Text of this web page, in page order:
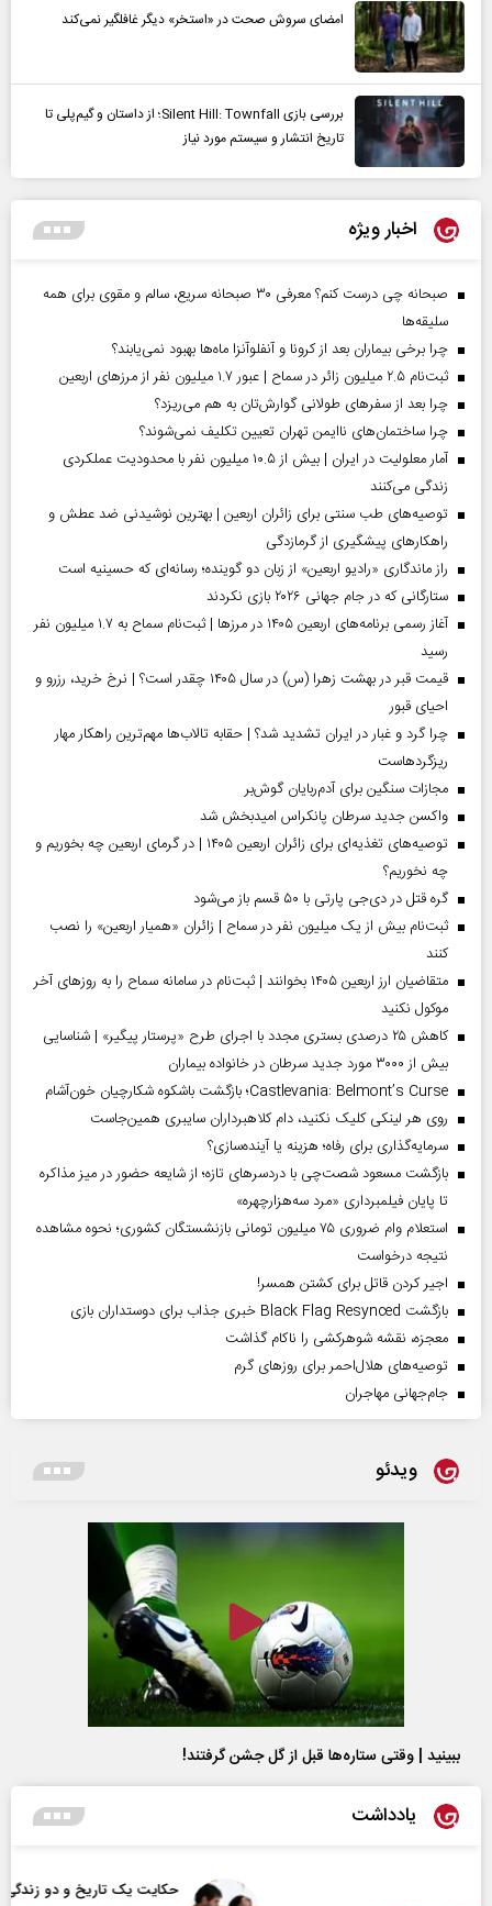
امضای سروش صحت در «استخر» دیگر غافلگیر نمی‌کند
بررسی بازی Silent Hill: Townfall؛ از داستان و گیم‌پلی تا
تاریخ انتشار و سیستم مورد نیاز
اخبار ویژه
صبحانه چی درست کنم؟ معرفی ۳۰ صبحانه سریع، سالم و مقوی برای همه
سلیقه‌ها
چرا برخی بیماران بعد از کرونا و آنفلوآنزا ماه‌ها بهبود نمی‌یابند؟
ثبت‌نام ۲.۵ میلیون زائر در سماح | عبور ۱.۷ میلیون نفر از مرز‌های اربعین
چرا بعد از سفرهای طولانی گوارش‌تان به هم می‌ریزد؟
چرا ساختمان‌های ناایمن تهران تعیین تکلیف نمی‌شوند؟
آمار معلولیت در ایران | بیش از ۱۰.۵ میلیون نفر با محدودیت عملکردی
زندگی می‌کنند
توصیه‌های طب سنتی برای زائران اربعین | بهترین نوشیدنی ضد عطش و
راهکارهای پیشگیری از گرمازدگی
راز ماندگاری «رادیو اربعین» از زبان دو گوینده؛ رسانه‌ای که حسینیه است
ستارگانی که در جام جهانی ۲۰۲۶ بازی نکردند
آغاز رسمی برنامه‌های اربعین ۱۴۰۵ در مرز‌ها | ثبت‌نام سماح به ۱.۷ میلیون نفر
رسید
قیمت قبر در بهشت زهرا (س) در سال ۱۴۰۵ چقدر است؟ | نرخ خرید، رزرو و
احیای قبور
چرا گرد و غبار در ایران تشدید شد؟ | حقابه تالاب‌ها مهم‌ترین راهکار مهار
ریزگردهاست
مجازات سنگین برای آدم‌ربایان گوش‌بر
واکسن جدید سرطان پانکراس امیدبخش شد
توصیه‌های تغذیه‌ای برای زائران اربعین ۱۴۰۵ | در گرمای اربعین چه بخوریم و
چه نخوریم؟
گره قتل در دی‌جی پارتی با ۵۰ قسم باز می‌شود
ثبت‌نام بیش از یک میلیون نفر در سماح | زائران «همیار اربعین» را نصب
کنند
متقاضیان ارز اربعین ۱۴۰۵ بخوانند | ثبت‌نام در سامانه سماح را به روز‌های آخر
موکول نکنید
کاهش ۲۵ درصدی بستری مجدد با اجرای طرح «پرستار پیگیر» | شناسایی
بیش از ۳۰۰۰ مورد جدید سرطان در خانواده بیماران
Castlevania: Belmont’s Curse؛ بازگشت باشکوه شکارچیان خون‌آشام
روی هر لینکی کلیک نکنید، دام کلاهبرداران سایبری همین‌جاست
سرمایه‌گذاری برای رفاه؛ هزینه یا آینده‌سازی؟
بازگشت مسعود شصت‌چی با دردسر‌های تازه؛ از شایعه حضور در میز مذاکره
تا پایان فیلمبرداری «مرد سه‌هزارچهره»
استعلام وام ضروری ۷۵ میلیون تومانی بازنشستگان کشوری؛ نحوه مشاهده
نتیجه درخواست
اجیر کردن قاتل برای کشتن همسر!
بازگشت Black Flag Resynced خبری جذاب برای دوستداران بازی
معجزه، نقشه شوهرکشی را ناکام گذاشت
توصیه‌های هلال‌احمر برای روز‌های گرم
جام‌جهانی مهاجران
ویدئو
ببینید | وقتی ستاره‌ها قبل از گل جشن گرفتند!
یادداشت
حکایت یک تاریخ و دو زندگی